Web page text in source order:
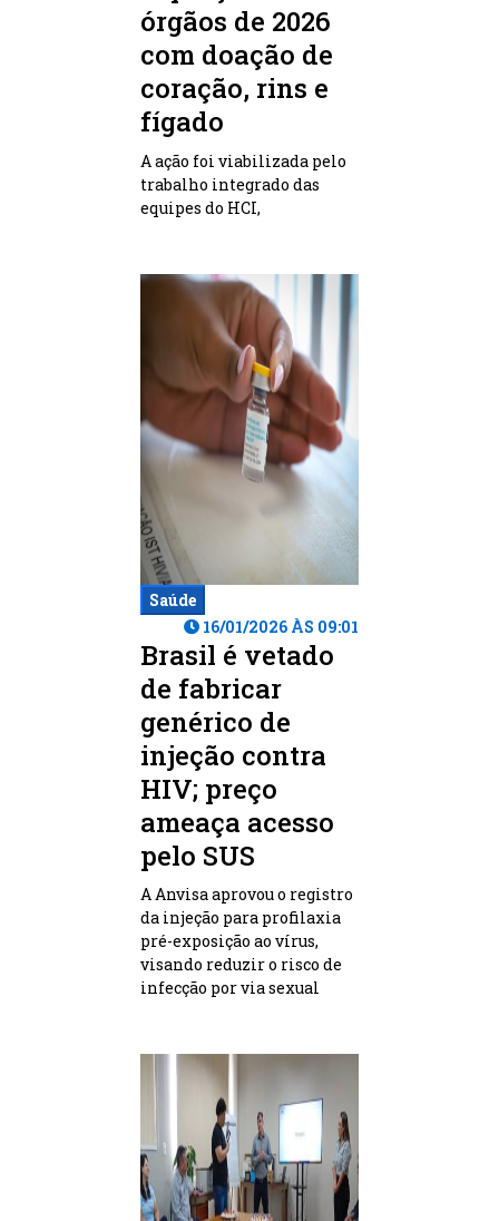
órgãos de 2026
com doação de
coração, rins e
fígado
A ação foi viabilizada pelo
trabalho integrado das
equipes do HCI,
Saúde
16/01/2026 ÀS 09:01
Brasil é vetado
de fabricar
genérico de
injeção contra
HIV; preço
ameaça acesso
pelo SUS
A Anvisa aprovou o registro
da injeção para profilaxia
pré-exposição ao vírus,
visando reduzir o risco de
infecção por via sexual